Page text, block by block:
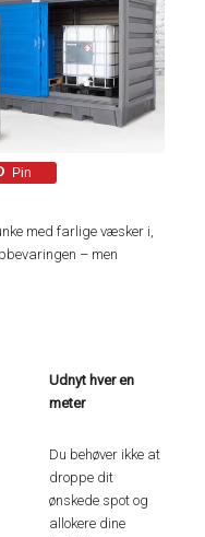
Pin
med farlige væsker i,
– men
Udnyt hver en
meter
Du behøver ikke at
droppe dit
ønskede spot og
allokere dine